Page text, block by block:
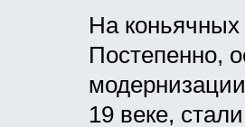
На
Постепенно,
19 веке,